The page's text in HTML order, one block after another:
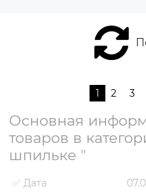
1 2 3
Основная
товаров в
шпильке "
✅ Дата